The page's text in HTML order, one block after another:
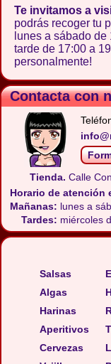
Te invitamos a
podrás recoger tu
lunes a sábado
tarde de 17:00 a
personalmente!
Contacta con
Tienda. Calle
Horario de atención
Mañanas: lunes a
Tardes: miércoles
Salsas
Algas
Harinas
Aperitivos
Cervezas